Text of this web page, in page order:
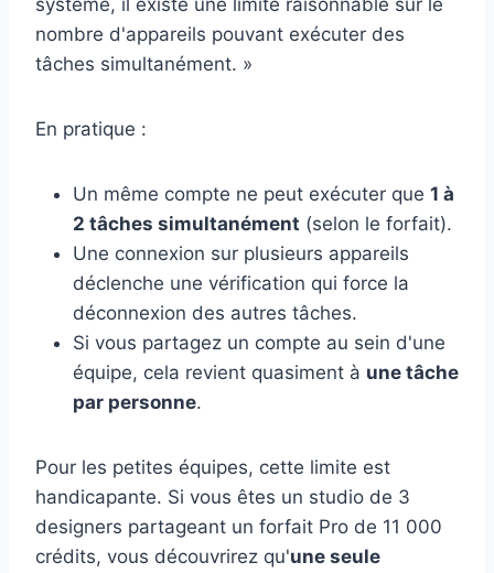
nombre d'appareils pouvant exécuter des
tâches simultanément. »
En pratique :
Un même compte ne peut exécuter que 1 à
2 tâches simultanément (selon le forfait).
Une connexion sur plusieurs appareils
déclenche une vérification qui force la
déconnexion des autres tâches.
Si vous partagez un compte au sein d'une
équipe, cela revient quasiment à une tâche
par personne.
Pour les petites équipes, cette limite est
handicapante. Si vous êtes un studio de 3
designers partageant un forfait Pro de 11 000
crédits, vous découvrirez qu'une seule